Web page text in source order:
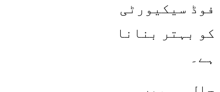
فوڈ سیکیورٹی
کو بہتر بنانا
ہے۔